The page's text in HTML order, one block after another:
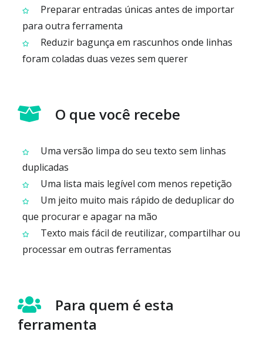
Preparar entradas únicas antes de importar
para outra ferramenta
Reduzir bagunça em rascunhos onde linhas
foram coladas duas vezes sem querer
O que você recebe
Uma versão limpa do seu texto sem linhas
duplicadas
Uma lista mais legível com menos repetição
Um jeito muito mais rápido de deduplicar do
que procurar e apagar na mão
Texto mais fácil de reutilizar, compartilhar ou
processar em outras ferramentas
Para quem é esta
ferramenta